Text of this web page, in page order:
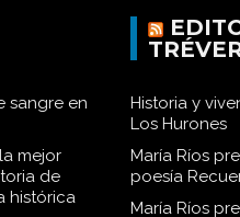
sangre en
mejor
de
histórica
Historia y
Los Hurones
María Ríos
poesía
María Ríos